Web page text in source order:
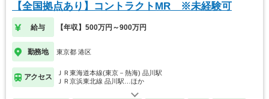
【全国拠点あり】コントラクトMR ※未経験可
給与 【年収】500万円～900万円
勤務地 東京都 港区
アクセス
ＪＲ東海道本線(東京－熱海) 品川駅
ＪＲ京浜東北線 品川駅…ほか